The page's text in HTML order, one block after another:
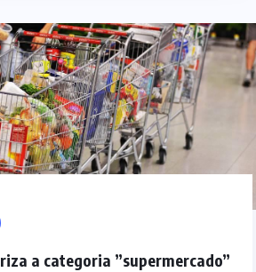
a categoria ”supermercado”